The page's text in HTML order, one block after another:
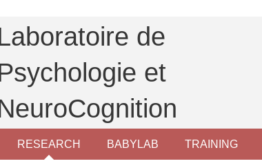
de
et
RESEARCH BABYLAB TRAINING